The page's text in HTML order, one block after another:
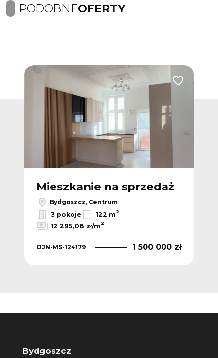
PODOBNEOFERTY
Dodaj do
Mieszkanie na sprzedaż
Bydgoszcz, Centrum
3 pokoje
122 m2
12 295,08 zł/m2
OJN-MS-124179 1 500 000 zł
Bydgoszcz